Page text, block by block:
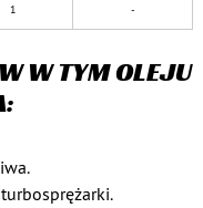
1 -
W TYM OLEJU